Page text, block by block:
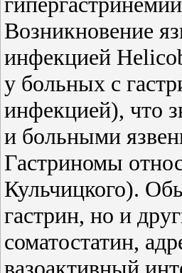
Возникновение
инфекцией
у больных с
инфекцией), что
и больными
Гастриномы
Кульчицкого).
гастрин, но и
соматостатин,